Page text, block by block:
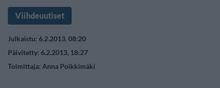
Viihdeuutiset
Julkaistu: 6.2.2013, 08:20
Päivitetty: 6.2.2013, 18:27
Toimittaja: Anna Poikkimäki